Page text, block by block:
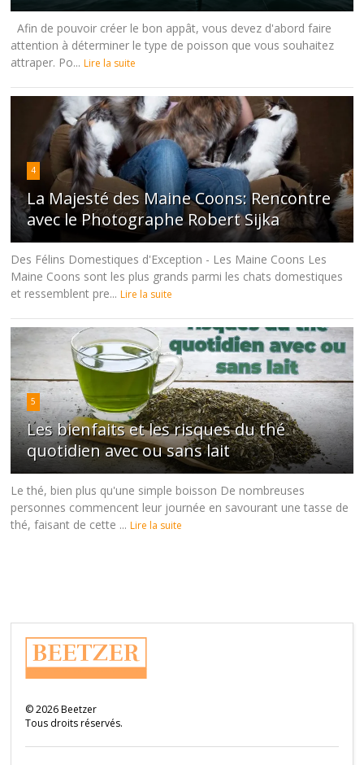
Afin de pouvoir créer le bon appât, vous devez d'abord faire
attention à déterminer le type de poisson que vous souhaitez
attraper. Po... Lire la suite
4
La Majesté des Maine Coons: Rencontre
avec le Photographe Robert Sijka
Des Félins Domestiques d'Exception - Les Maine Coons Les
Maine Coons sont les plus grands parmi les chats domestiques
et ressemblent pre... Lire la suite
5
Les bienfaits et les risques du thé
quotidien avec ou sans lait
Le thé, bien plus qu'une simple boisson De nombreuses
personnes commencent leur journée en savourant une tasse de
thé, faisant de cette ... Lire la suite
©2026Beetzer
Tous droits réservés.